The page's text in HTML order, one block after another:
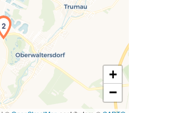
2
+
−